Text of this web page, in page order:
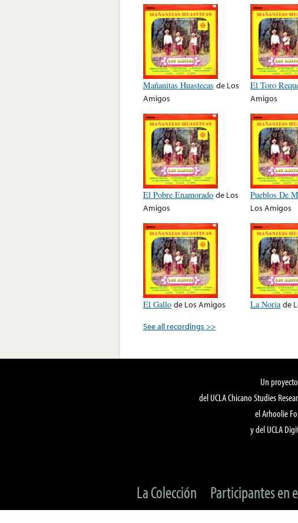
Mañanitas Huastecas de Los
Amigos
El Toro
Amigos
El Pobre Enamorado de Los
Amigos
Pueblos De
Los Amigos
El Gallo de Los Amigos La Noria de
See all recordings >>
Un
del UCLA Chicano Studies
el Arhoolie
y del UCLA
La Colección Participantes en